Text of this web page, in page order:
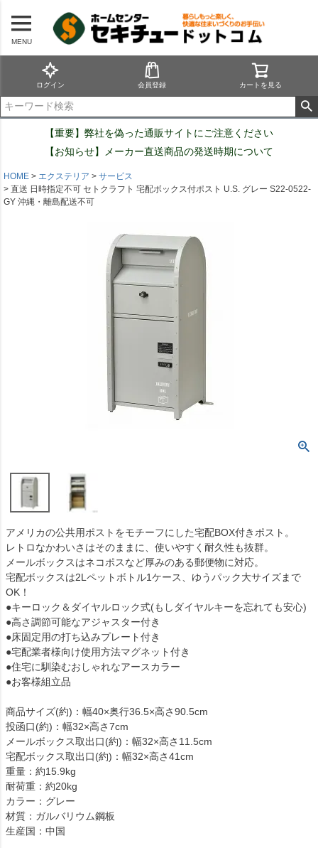
MENU
ログイン 会員登録 カートを見る
【重要】弊社を偽った通販サイトにご注意ください
【お知らせ】メーカー直送商品の発送時期について
HOME エクステリア
サービス
直送 日時指定不可 セトクラフト 宅配ボックス付ポスト U.S. グレー S22-0522-
GY 沖縄・離島配送不可
アメリカの公共用ポストをモチーフにした宅配BOX付きポスト。
レトロなかわいさはそのままに、使いやすく耐久性も抜群。
メールボックスはネコポスなど厚みのある郵便物に対応。
宅配ボックスは2Lペットボトル1ケース、ゆうパック大サイズまで
OK！
●キーロック＆ダイヤルロック式(もしダイヤルキーを忘れても安心)
●高さ調節可能なアジャスター付き
●床固定用の打ち込みプレート付き
●宅配業者様向け使用方法マグネット付き
●住宅に馴染むおしゃれなアースカラー
●お客様組立品
商品サイズ(約)：幅40×奥行36.5×高さ90.5cm
投函口(約)：幅32×高さ7cm
メールボックス取出口(約)：幅32×高さ11.5cm
宅配ボックス取出口(約)：幅32×高さ41cm
重量：約15.9kg
耐荷重：約20kg
カラー：グレー
材質：ガルバリウム鋼板
生産国：中国